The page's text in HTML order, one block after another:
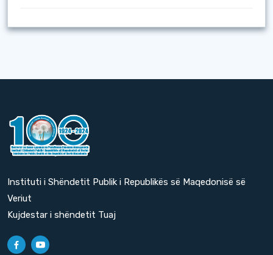
Instituti i Shëndetit Publik i Republikës së Maqedonisë së
Veriut
Kujdestar i shëndetit Tuaj